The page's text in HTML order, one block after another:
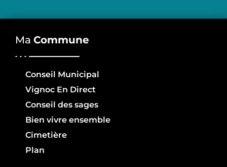
Ma Commune
Conseil Municipal
Vignoc En Direct
Conseil des sages
Bien vivre ensemble
Cimetière
Plan